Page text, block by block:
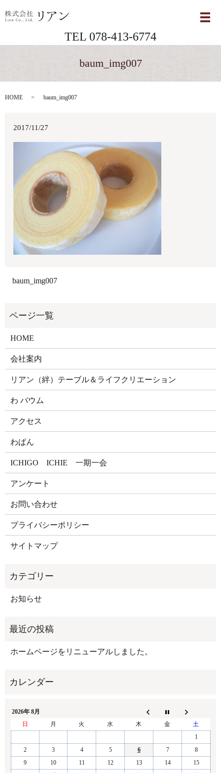
メ
TEL 078-413-6774
baum_img007
HOME baum_img007
2017/11/27
baum_img007
HOME
会社案内
リアン（絆）テーブル＆ライフクリエーション
わ バウム
アクセス
わぱん
ICHIGO ICHIE 一期一会
アンケート
お問い合わせ
プライバシーポリシー
サイトマップ
お知らせ
ホームページをリニューアルしました。
2026年 8月
日
月 火 水 木 金
土
1
2
3 4 5 6 7
8
9
10 11 12 13 14
15